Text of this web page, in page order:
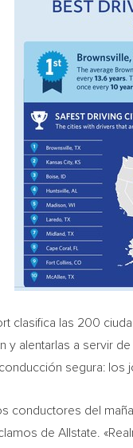
clasifica las 200
y alentarlas a servir
segura:
conductores del
de Allstate.